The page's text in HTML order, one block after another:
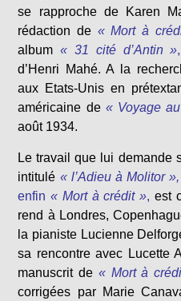
se rapproche de Karen
rédaction de « Mort à
album « 31 cité d’Antin »,
d’Henri Mahé. A la
aux Etats-Unis en
américaine de « Voyage
août 1934.
Le travail que lui demande
intitulé « l’Adieu à Molitor »,
enfin« Mort à crédit », est
rend à Londres,
la pianiste Lucienne
sa rencontre avec Lucette
manuscrit de « Mort à
corrigées par Marie